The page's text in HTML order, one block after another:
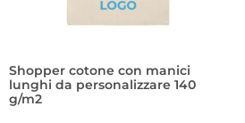
Shopper cotone con manici
lunghi da personalizzare 140
g/m2